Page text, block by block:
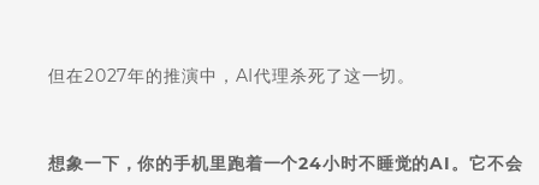
但在2027年的推演中，AI代理杀死了这一切。
想象一下，你的手机里跑着一个24小时不睡觉的AI。它不会